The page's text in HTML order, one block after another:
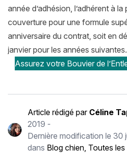
année d’adhésion, l’adhérent à
couverture pour une formule
anniversaire du contrat, soit en
janvier pour les années suivantes.
Assurez votre Bouvier de
Article rédigé par Céline
2019 -
Dernière modification le30
dans Blog chien, Toutes